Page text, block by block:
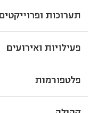
תערוכות ופרוייקטים
פעילויות ואירועים
פלטפורמות